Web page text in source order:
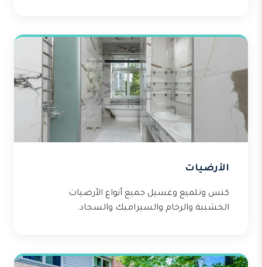
الأرضيات
كنس وتلميع وغسيل جميع أنواع الأرضيات
الخشبية والرخام والسيراميك والسجاد.